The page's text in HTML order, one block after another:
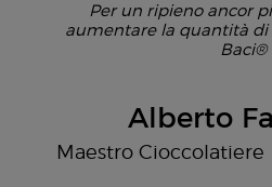
Per un ripieno ancor
aumentare la quantità di
Baci®
Alberto
Maestro Cioccolatiere